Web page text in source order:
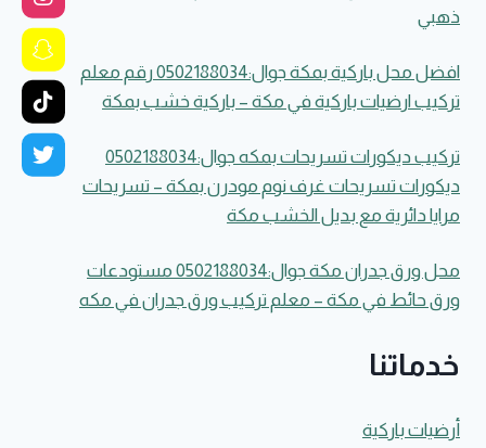
ذهبي
افضل محل باركية بمكة جوال:0502188034 رقم معلم
تركيب ارضيات باركية في مكة – باركية خشب بمكة
تركيب ديكورات تسريحات بمكه جوال:0502188034
ديكورات تسريحات غرف نوم مودرن بمكة – تسريحات
مرايا دائرية مع بديل الخشب مكة
محل ورق جدران مكة جوال:0502188034 مستودعات
ورق حائط في مكة – معلم تركيب ورق جدران في مكه
خدماتنا
أرضيات باركية